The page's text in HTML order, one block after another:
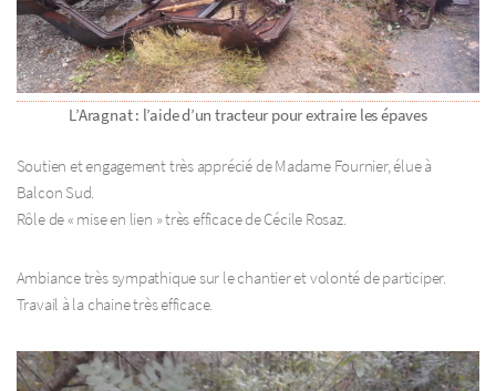
L’Aragnat : l’aide d’un tracteur pour extraire les épaves
Soutien et engagement très apprécié de Madame Fournier, élue à
Balcon Sud.
Rôle de « mise en lien » très efficace de Cécile Rosaz.
Ambiance très sympathique sur le chantier et volonté de participer.
Travail à la chaine très efficace.